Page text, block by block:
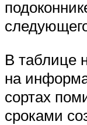
В таблице
на
сортах
сроками